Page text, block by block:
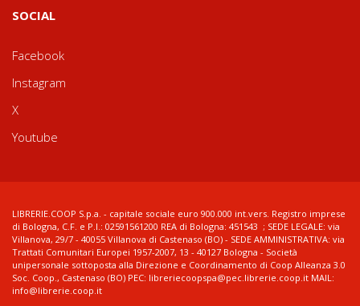
SOCIAL
Facebook
Instagram
X
Youtube
LIBRERIE.COOP S.p.a. - capitale sociale euro 900.000 int.vers. Registro imprese
di Bologna, C.F. e P.I.: 02591561200 REA di Bologna: 451543 ; SEDE LEGALE: via
Villanova, 29/7 - 40055 Villanova di Castenaso (BO) - SEDE AMMINISTRATIVA: via
Trattati Comunitari Europei 1957-2007, 13 - 40127 Bologna - Società
unipersonale sottoposta alla Direzione e Coordinamento di Coop Alleanza 3.0
Soc. Coop., Castenaso (BO) PEC: libreriecoopspa@pec.librerie.coop.it MAIL:
info@librerie.coop.it